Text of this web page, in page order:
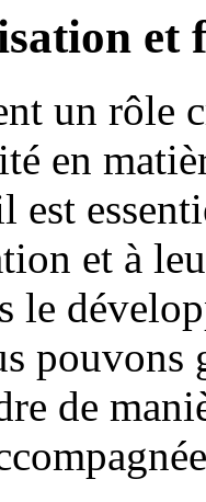
et
un rôle
en
est
et à
le
pouvons
de